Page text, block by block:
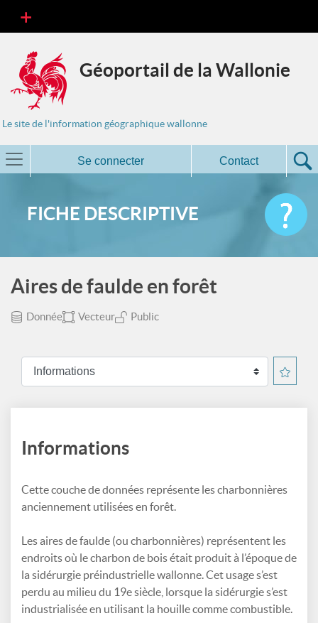
Géoportail de la Wallonie
Le site de l'information géographique wallonne
Se connecter Contact
FICHE DESCRIPTIVE
Aires de faulde en forêt
Donnée Vecteur Public
Informations
Cette couche de données représente les charbonnières
anciennement utilisées en forêt.
Les aires de faulde (ou charbonnières) représentent les
endroits où le charbon de bois était produit à l’époque de
la sidérurgie préindustrielle wallonne. Cet usage s’est
perdu au milieu du 19e siècle, lorsque la sidérurgie s’est
industrialisée en utilisant la houille comme combustible.